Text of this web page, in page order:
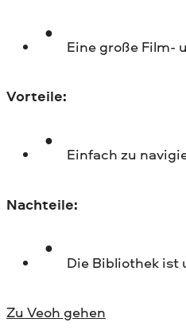
Eine große Film-
Vorteile:
Einfach zu
Nachteile:
Die Bibliothek ist
Zu Veoh gehen